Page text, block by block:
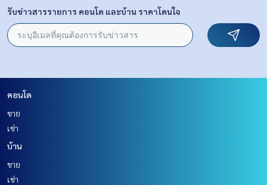
รับข่าวสารรายการ คอนโด และบ้าน ราคาโดนใจ
คอนโด
ขาย
เช่า
บ้าน
ขาย
เช่า